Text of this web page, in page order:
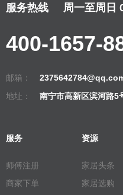
服务热线 周一至周日
400-1657-
邮箱：
地址：
南宁市高新区滨河路5
服务
师傅注册
商家下单
资源
家居头条
家居选购